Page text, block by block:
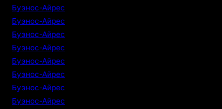
Буэнос-Айрес
Буэнос-Айрес
Буэнос-Айрес
Буэнос-Айрес
Буэнос-Айрес
Буэнос-Айрес
Буэнос-Айрес
Буэнос-Айрес